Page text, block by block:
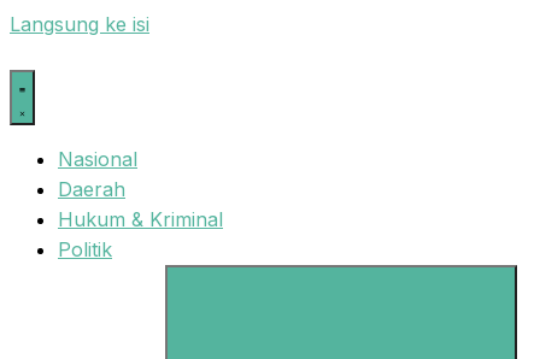
Langsung ke isi
Nasional
Daerah
Hukum & Kriminal
Politik